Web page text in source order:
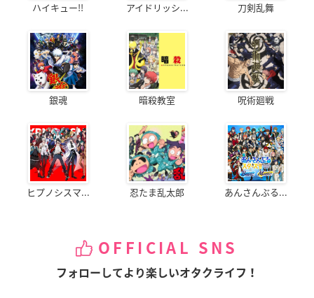
ハイキュー!! アイドリッシ... 刀剣乱舞
銀魂 暗殺教室 呪術廻戦
ヒプノシスマ... 忍たま乱太郎 あんさんぶる...
OFFICIAL SNS
フォローしてより楽しいオタクライフ！